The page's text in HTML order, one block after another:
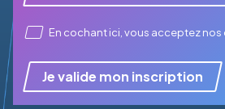
En cochant ici, vous accepteznos
Je valide mon inscription